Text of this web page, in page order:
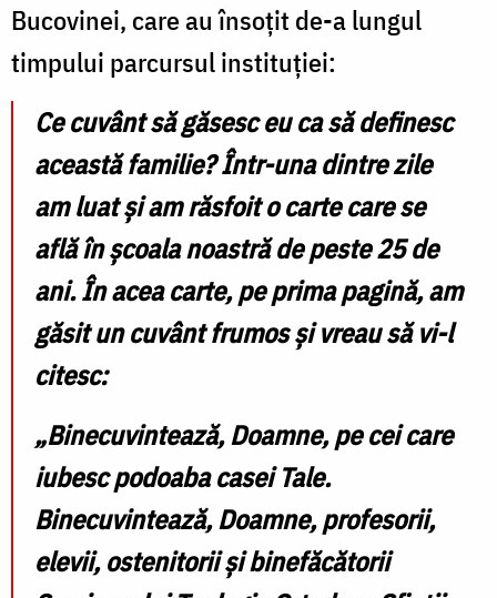
Bucovinei, care au însoțit de-a lungul
timpului parcursul instituției:
Ce cuvânt să găsesc eu ca să definesc
această familie? Într-una dintre zile
am luat și am răsfoit o carte care se
află în școala noastră de peste 25 de
ani. În acea carte, pe prima pagină, am
găsit un cuvânt frumos și vreau să vi-l
citesc:
„Binecuvintează, Doamne, pe cei care
iubesc podoaba casei Tale.
Binecuvintează, Doamne, profesorii,
elevii, ostenitorii și binefăcătorii